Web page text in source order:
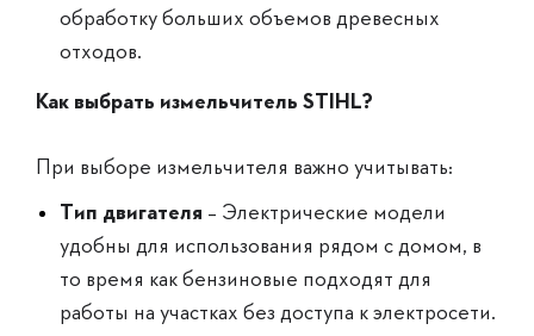
обработку больших объемов древесных
отходов.
Как выбрать измельчитель STIHL?
При выборе измельчителя важно учитывать:
Тип двигателя – Электрические модели
удобны для использования рядом с домом, в
то время как бензиновые подходят для
работы на участках без доступа к электросети.